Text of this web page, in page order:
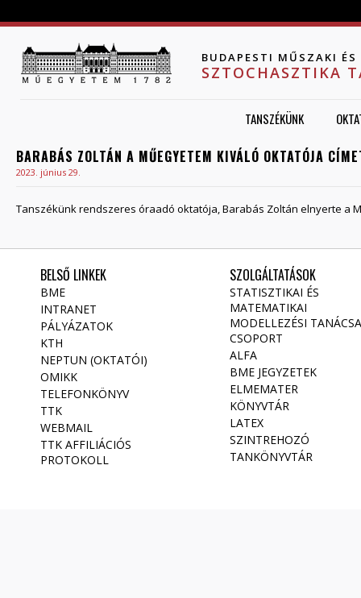
BUDAPESTI MŰSZAKI
SZTOCHASZTIKA
TANSZÉKÜNK
BARABÁS ZOLTÁN A MŰEGYETEM KIVÁLÓ OKTATÓJA
2023. június 29.
Tanszékünk rendszeres óraadó oktatója, Barabás Zoltán elnyerte a
BELSŐ LINKEK
BME
INTRANET
PÁLYÁZATOK
KTH
NEPTUN (OKTATÓI)
OMIKK
TELEFONKÖNYV
TTK
WEBMAIL
TTK AFFILIÁCIÓS
PROTOKOLL
SZOLGÁLTATÁSOK
STATISZTIKAI ÉS
MATEMATIKAI
MODELLEZÉSI
CSOPORT
ALFA
BME JEGYZETEK
ELMEMATER
KÖNYVTÁR
LATEX
SZINTREHOZÓ
TANKÖNYVTÁR